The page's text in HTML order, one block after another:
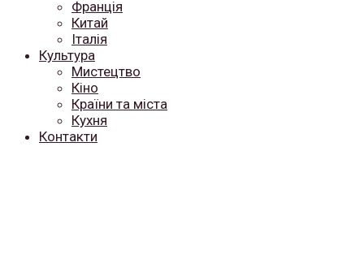
Франція
Китай
Італія
Культура
Мистецтво
Кіно
Країни та міста
Кухня
Контакти